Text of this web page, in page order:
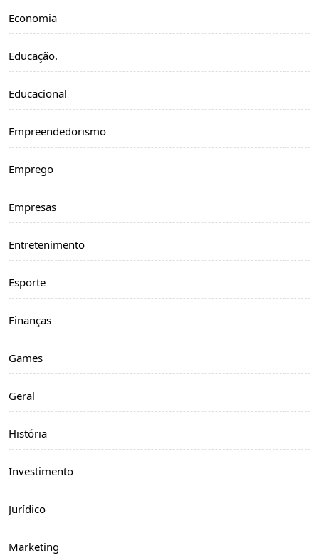
Economia
Educação.
Educacional
Empreendedorismo
Emprego
Empresas
Entretenimento
Esporte
Finanças
Games
Geral
História
Investimento
Jurídico
Marketing